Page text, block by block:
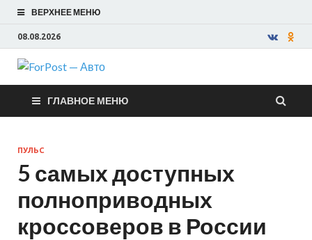
ВЕРХНЕЕ МЕНЮ
08.08.2026
ForPost —
Авто
ГЛАВНОЕ МЕНЮ
ПУЛЬС
5 самых доступных
полноприводных
кроссоверов в России